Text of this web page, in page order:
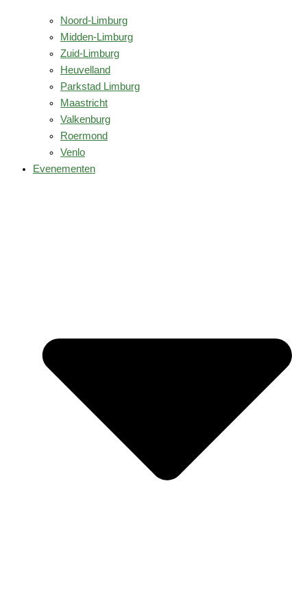
Noord-Limburg
Midden-Limburg
Zuid-Limburg
Heuvelland
Parkstad Limburg
Maastricht
Valkenburg
Roermond
Venlo
Evenementen